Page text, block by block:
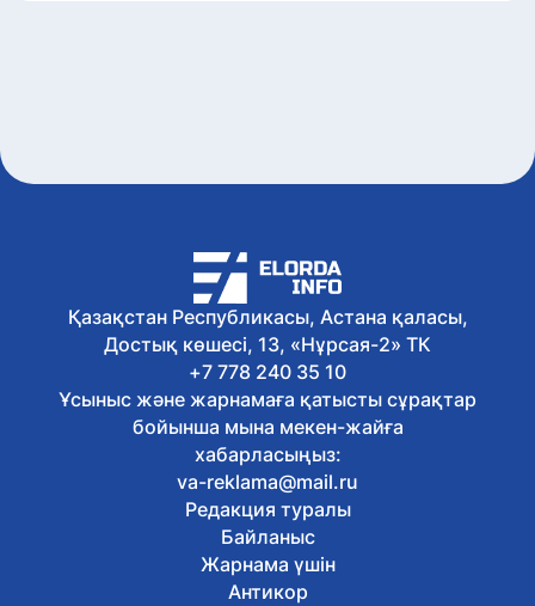
Қазақстан Республикасы, Астана қаласы,
Достық көшесі, 13, «Нұрсая-2» ТК
+7 778 240 35 10
Ұсыныс және жарнамаға қатысты сұрақтар
бойынша мына мекен-жайға
хабарласыңыз:
va-reklama@mail.ru
Редакция туралы
Байланыс
Жарнама үшін
Антикор